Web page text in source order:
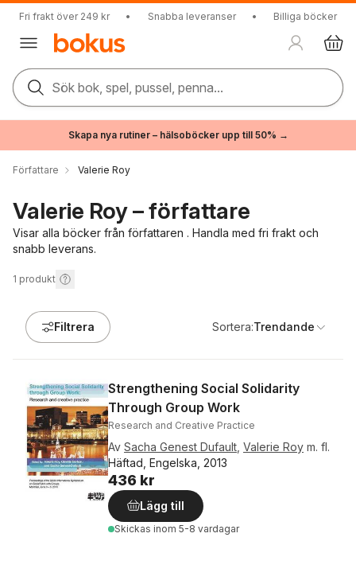
Fri frakt över 249 kr • Snabba leveranser • Billiga böcker
Sök bok, spel, pussel, penna...
Skapa nya rutiner – hälsoböcker upp till 50% →
Författare Valerie Roy
Valerie Roy – författare
Visar alla böcker från författaren . Handla med fri frakt och
snabb leverans.
1 produkt
Filtrera Sortera:Trendande
Strengthening Social Solidarity
Through Group Work
Research and Creative Practice
Av Sacha Genest Dufault Valerie Roy m. fl.
Häftad, Engelska, 2013
436 kr
Lägg till
Skickas inom 5-8 vardagar